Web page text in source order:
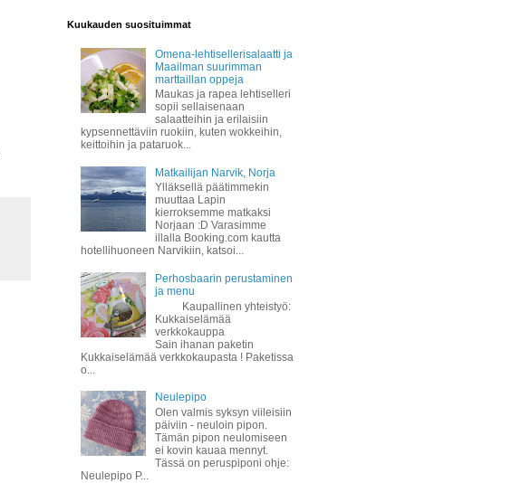
Kuukauden suosituimmat
Omena-lehtisellerisalaatti ja
Maailman suurimman
marttaillan oppeja
Maukas ja rapea lehtiselleri
sopii sellaisenaan
salaatteihin ja erilaisiin
kypsennettäviin ruokiin, kuten wokkeihin,
keittoihin ja pataruok...
Matkailijan Narvik, Norja
Ylläksellä päätimmekin
muuttaa Lapin
kierroksemme matkaksi
Norjaan :D Varasimme
illalla Booking.com kautta
hotellihuoneen Narvikiin, katsoi...
Perhosbaarin perustaminen
ja menu
Kaupallinen yhteistyö:
Kukkaiselämää
verkkokauppa
Sain ihanan paketin
Kukkaiselämää verkkokaupasta ! Paketissa
o...
Neulepipo
Olen valmis syksyn viileisiin
päiviin - neuloin pipon.
Tämän pipon neulomiseen
ei kovin kauaa mennyt.
Tässä on peruspiponi ohje:
Neulepipo P...